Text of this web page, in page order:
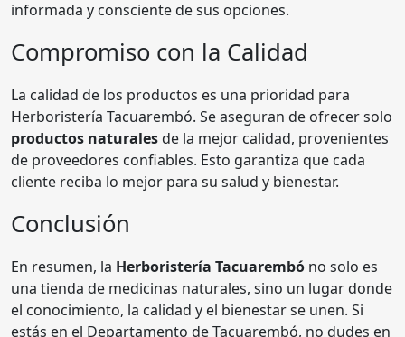
informada y consciente de sus opciones.
Compromiso con la Calidad
La calidad de los productos es una prioridad para
Herboristería Tacuarembó. Se aseguran de ofrecer solo
productos naturalesde la mejor calidad, provenientes
de proveedores confiables. Esto garantiza que cada
cliente reciba lo mejor para su salud y bienestar.
Conclusión
En resumen, la Herboristería Tacuarembó no solo es
una tienda de medicinas naturales, sino un lugar donde
el conocimiento, la calidad y el bienestar se unen. Si
estás en el Departamento de Tacuarembó, no dudes en